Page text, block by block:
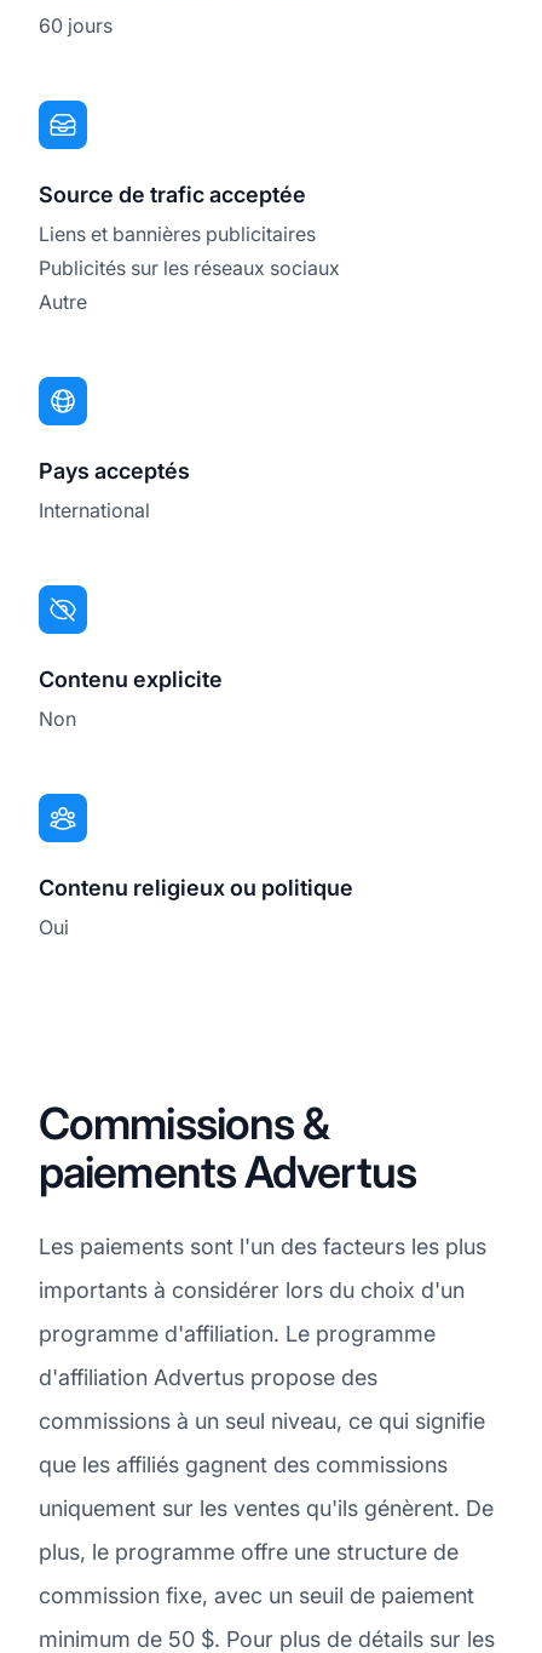
60 jours
Source de trafic acceptée
Liens et bannières publicitaires
Publicités sur les réseaux sociaux
Autre
Pays acceptés
International
Contenu explicite
Non
Contenu religieux ou politique
Oui
Commissions &
paiements Advertus
Les paiements sont l'un des facteurs les plus
importants à considérer lors du choix d'un
programme d'affiliation. Le programme
d'affiliation Advertus propose des
commissions à un seul niveau, ce qui signifie
que les affiliés gagnent des commissions
uniquement sur les ventes qu'ils génèrent. De
plus, le programme offre une structure de
commission fixe, avec un seuil de paiement
minimum de 50 $. Pour plus de détails sur les